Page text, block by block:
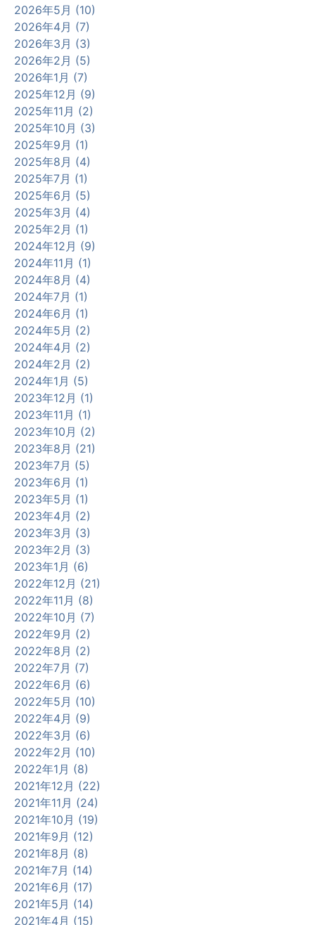
2026年5月 (10)
2026年4月 (7)
2026年3月 (3)
2026年2月 (5)
2026年1月 (7)
2025年12月 (9)
2025年11月 (2)
2025年10月 (3)
2025年9月 (1)
2025年8月 (4)
2025年7月 (1)
2025年6月 (5)
2025年3月 (4)
2025年2月 (1)
2024年12月 (9)
2024年11月 (1)
2024年8月 (4)
2024年7月 (1)
2024年6月 (1)
2024年5月 (2)
2024年4月 (2)
2024年2月 (2)
2024年1月 (5)
2023年12月 (1)
2023年11月 (1)
2023年10月 (2)
2023年8月 (21)
2023年7月 (5)
2023年6月 (1)
2023年5月 (1)
2023年4月 (2)
2023年3月 (3)
2023年2月 (3)
2023年1月 (6)
2022年12月 (21)
2022年11月 (8)
2022年10月 (7)
2022年9月 (2)
2022年8月 (2)
2022年7月 (7)
2022年6月 (6)
2022年5月 (10)
2022年4月 (9)
2022年3月 (6)
2022年2月 (10)
2022年1月 (8)
2021年12月 (22)
2021年11月 (24)
2021年10月 (19)
2021年9月 (12)
2021年8月 (8)
2021年7月 (14)
2021年6月 (17)
2021年5月 (14)
2021年4月 (15)